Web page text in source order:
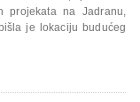
projekata na Jadranu,
je lokaciju budućeg